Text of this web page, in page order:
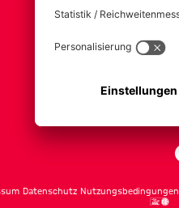
Tabelle
Datenschutz Nutzungsbedingungen